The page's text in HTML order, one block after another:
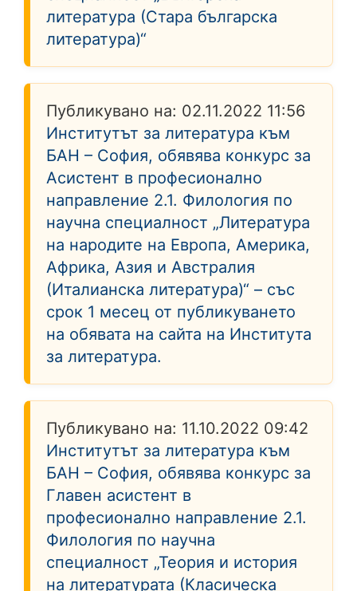
литература (Стара българска
литература)“
Публикувано на: 02.11.2022 11:56
Институтът за литература към
БАН – София, обявява конкурс за
Асистент в професионално
направление 2.1. Филология по
научна специалност „Литература
на народите на Европа, Америка,
Африка, Азия и Австралия
(Италианска литература)“ – със
срок 1 месец от публикуването
на обявата на сайта на Института
за литература.
Публикувано на: 11.10.2022 09:42
Институтът за литература към
БАН – София, обявява конкурс за
Главен асистент в
професионално направление 2.1.
Филология по научна
специалност „Теория и история
на литературата (Класическа